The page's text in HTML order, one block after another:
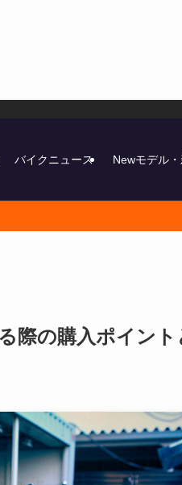
バイクニュース Newモデル
際の購入ポイント